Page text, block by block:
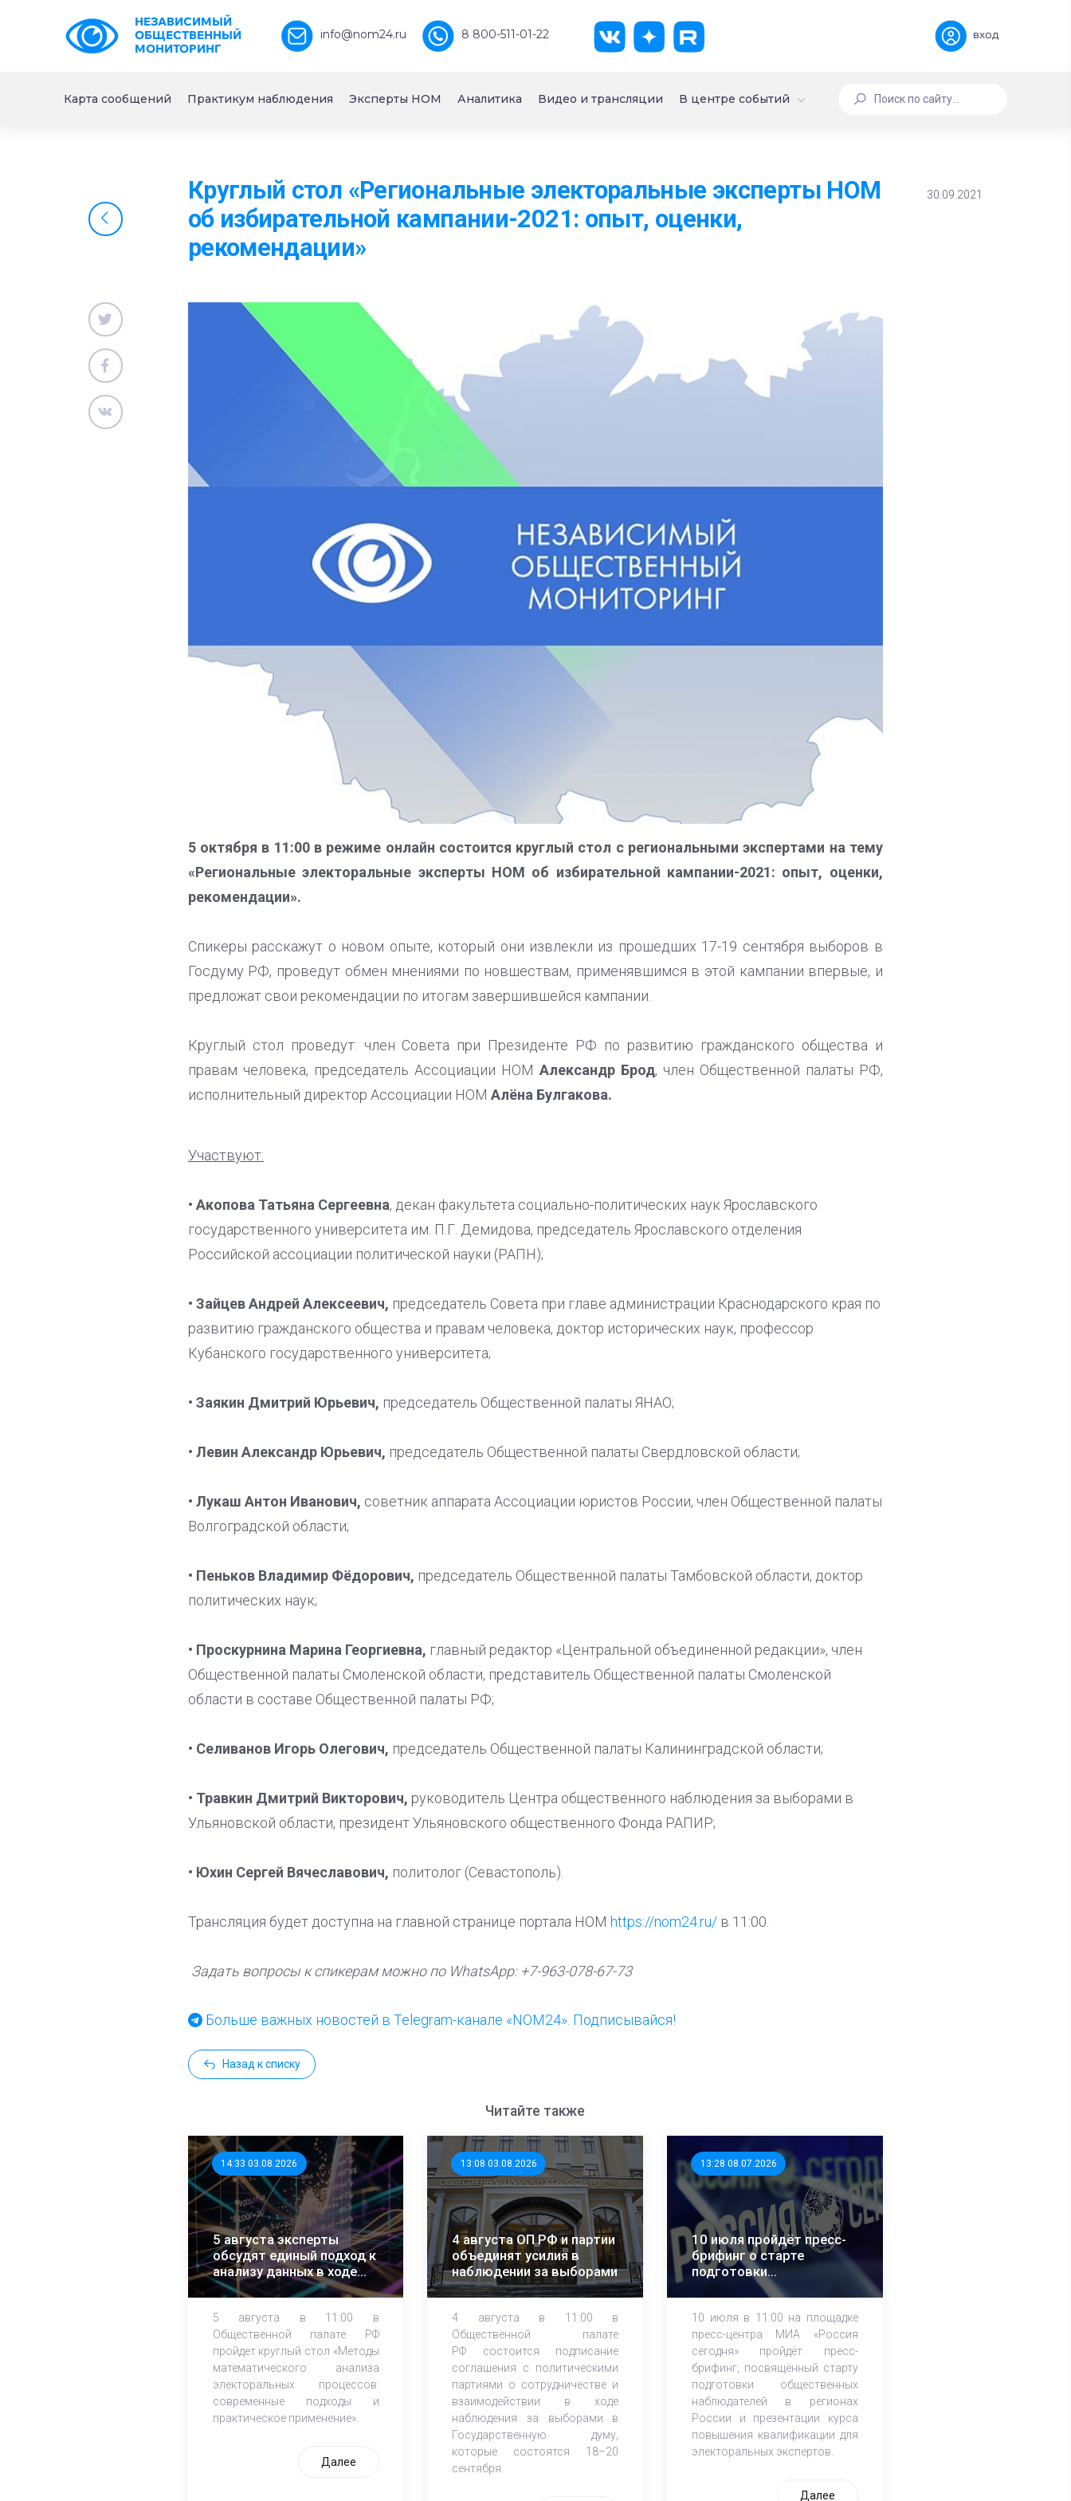
НЕЗАВИСИМЫЙ
ОБЩЕСТВЕННЫЙ
МОНИТОРИНГ
info@nom24.ru 8 800-511-01-22 вход
Карта сообщений Практикум наблюдения Эксперты НОМ Аналитика Видео и трансляции В центре событий
Круглый стол «Региональные электоральные эксперты НОМ
об избирательной кампании-2021: опыт, оценки,
рекомендации»
30.09.2021
5 октября в 11:00 в режиме онлайн состоится круглый стол с региональными экспертами на тему
«Региональные электоральные эксперты НОМ об избирательной кампании-2021: опыт, оценки,
рекомендации».
Спикеры расскажут о новом опыте, который они извлекли из прошедших 17-19 сентября выборов в
Госдуму РФ, проведут обмен мнениями по новшествам, применявшимся в этой кампании впервые, и
предложат свои рекомендации по итогам завершившейся кампании.
Круглый стол проведут: член Совета при Президенте РФ по развитию гражданского общества и
правам человека, председатель Ассоциации НОМ Александр Брод, член Общественной палаты РФ,
исполнительный директор Ассоциации НОМ Алёна Булгакова.
Участвуют:
• Акопова Татьяна Сергеевна, декан факультета социально-политических наук Ярославского
государственного университета им. П.Г. Демидова, председатель Ярославского отделения
Российской ассоциации политической науки (РАПН);
• Зайцев Андрей Алексеевич, председатель Совета при главе администрации Краснодарского края по
развитию гражданского общества и правам человека, доктор исторических наук, профессор
Кубанского государственного университета;
• Заякин Дмитрий Юрьевич, председатель Общественной палаты ЯНАО;
• Левин Александр Юрьевич, председатель Общественной палаты Свердловской области;
• Лукаш Антон Иванович, советник аппарата Ассоциации юристов России, член Общественной палаты
Волгоградской области;
• Пеньков Владимир Фёдорович, председатель Общественной палаты Тамбовской области, доктор
политических наук;
• Проскурнина Марина Георгиевна, главный редактор «Центральной объединенной редакции», член
Общественной палаты Смоленской области, представитель Общественной палаты Смоленской
области в составе Общественной палаты РФ;
• Селиванов Игорь Олегович, председатель Общественной палаты Калининградской области;
• Травкин Дмитрий Викторович, руководитель Центра общественного наблюдения за выборами в
Ульяновской области, президент Ульяновского общественного Фонда РАПИР;
• Юхин Сергей Вячеславович, политолог (Севастополь).
Трансляция будет доступна на главной странице портала НОМ https://nom24.ru/в 11:00.
Задать вопросы к спикерам можно по WhatsApp: +7-963-078-67-73
Больше важных новостей в Telegram-канале «NOM24». Подписывайся!
Назад к списку
Читайте также
14:33 03.08.2026
5 августа эксперты
обсудят единый подход к
анализу данных в ходе
ЕДГ-2026
5 августа в 11:00 в
Общественной палате РФ
пройдет круглый стол «Методы
математического анализа
электоральных процессов:
современные подходы и
практическое применение».
Далее
13:08 03.08.2026
4 августа ОП РФ и партии
объединят усилия в
наблюдении за выборами
4 августа в 11:00 в
Общественной палате
РФ состоится подписание
соглашения с политическими
партиями о сотрудничестве и
взаимодействии в ходе
наблюдения за выборами в
Государственную думу,
которые состоятся 18–20
сентября.
13:28 08.07.2026
10 июля пройдёт пресс-
брифинг о старте
подготовки
общественных
10 июля в 11:00 на площадке
пресс-центра МИА «Россия
сегодня» пройдёт пресс-
брифинг, посвящённый cтарту
подготовки общественных
наблюдателей в регионах
России и презентации курса
повышения квалификации для
электоральных экспертов.
Далее